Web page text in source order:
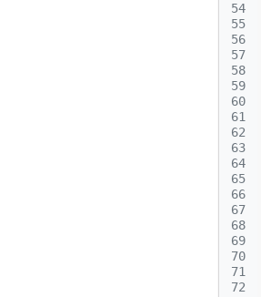
54
55
56
57
58
59
60
61
62
63
64
65
66
67
68
69
70
71
72